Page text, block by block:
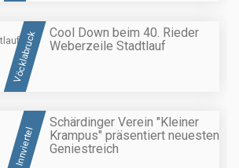
Vöcklabruck
Cool Down beim 40. Rieder
Weberzeile Stadtlauf
Innviertel
Schärdinger Verein "Kleiner
Krampus" präsentiert neuesten
Geniestreich